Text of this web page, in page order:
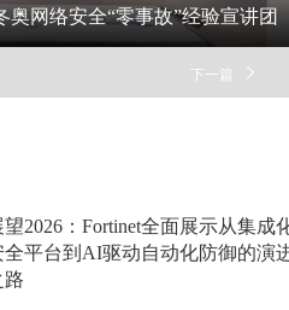
奥网络安全“零事故”经验宣讲团
下一篇
望2026：Fortinet全面展示从集成
全平台到AI驱动自动化防御的演
路